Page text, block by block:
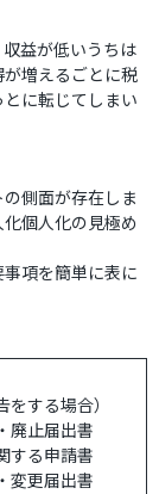
益が低いうちは
増えるごとに税
に転じてしまい
側面が存在しま
個人化の見極め
項を簡単に表に
する場合）
廃止届出書
する申請書
変更届出書